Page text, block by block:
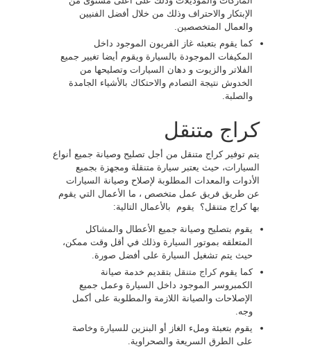
الإبتكار والاحتراف وذلك من خلال أفضل الفنيين
والعمال المتخصصين.
كما يقوم بتعبئه غاز الفريون الموجود داخل
المكيفات الموجودة بالسيارة ويقوم أيضا تغيير جميع
الفلاتر والزيوت و دهان السيارات وتصليحها من
الخدوش نتيجة التصادم والاحتكاك بالأشياء الجامدة
والصلبة.
كراج متنقل
يتم توفير كراج متنقل من أجل تصليح وصيانة جميع أنواع
السيارات، حيث يعتبر سيارة متنقلة ومجهزة بجميع
الأدوات والمعدات المطلوبة لإصلاح وصيانة السيارات
عن طريق فريق عمل متخصص ، ما الأعمال التي يقوم
بها كراج متنقل؟ يقوم بالأعمال التالية:
يقوم بتصليح وصيانة جميع الأعطال والمشاكل
المتعلقه بموتور السيارة وذلك في أقل وقت ممكن،
حيث يتم تشغيل السيارة على أفضل صورة.
كما يقومكراج متنقل بتقديم خدمة صيانة
الكمبروسر الموجود داخل السيارة وعمل جميع
الإصلاحات والصيانة اللازمة والمطلوبة على أكمل
وجه.
يقوم بتعبئة وملء الغاز أو البنزين للسيارة وخاصة
على الطرق السريعة والصحراوية.